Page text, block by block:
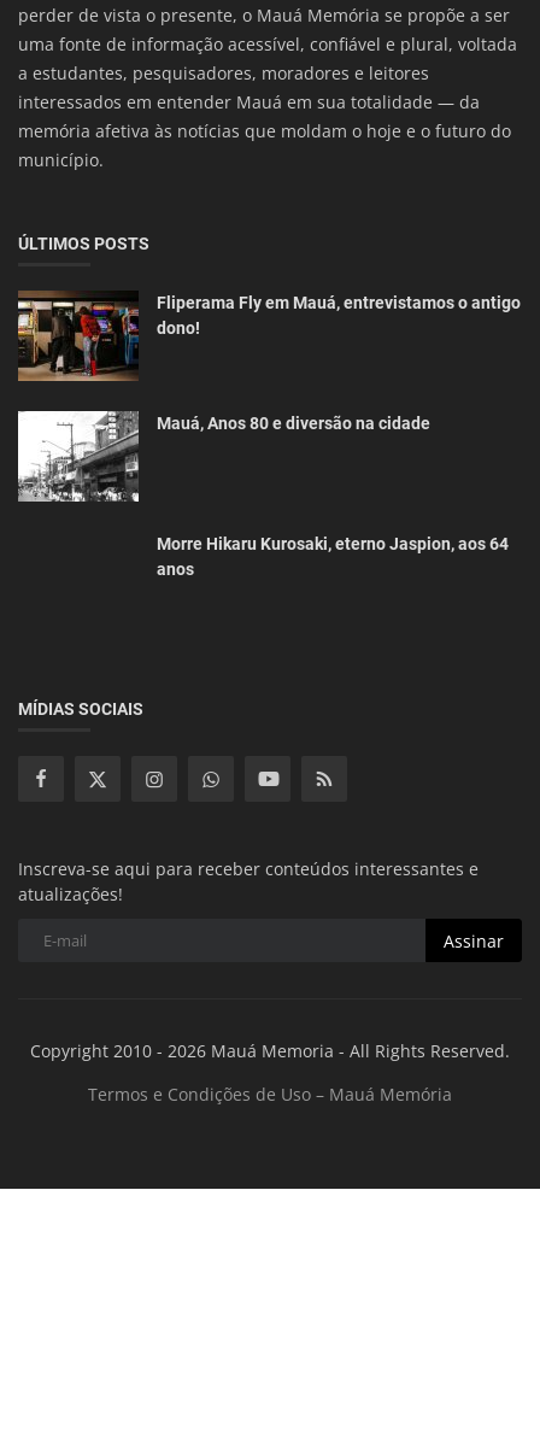
perder de vista o presente, o Mauá Memória se propõe a ser
uma fonte de informação acessível, confiável e plural, voltada
a estudantes, pesquisadores, moradores e leitores
interessados em entender Mauá em sua totalidade — da
memória afetiva às notícias que moldam o hoje e o futuro do
município.
ÚLTIMOS POSTS
Fliperama Fly em Mauá, entrevistamos o antigo
dono!
Mauá, Anos 80 e diversão na cidade
Morre Hikaru Kurosaki, eterno Jaspion, aos 64
anos
MÍDIAS SOCIAIS
Inscreva-se aqui para receber conteúdos interessantes e
atualizações!
Assinar
Copyright 2010 - 2026 Mauá Memoria - All Rights Reserved.
Termos e Condições de Uso – Mauá Memória